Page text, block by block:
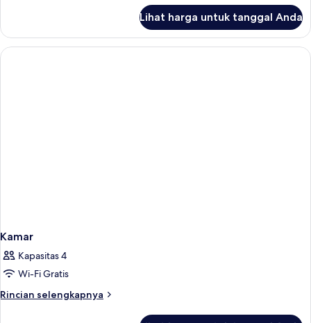
Bed
up
to
1
Queen
Premium
Lihat harga untuk tanggal Anda
Kamar
Kapasitas 4
Wi-Fi Gratis
Rincian selengkapnya
Rincian